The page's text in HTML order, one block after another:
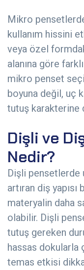
Mikro
kullanım hissini
veya özel
alanına göre
mikro penset
boyuna değil, uç
tutuş karakterine
Dişli ve
Nedir?
Dişli pensetlerde
artıran diş yapısı
materyalin daha
olabilir. Dişli
tutuş gereken
hassas dokularla
temas etkisi